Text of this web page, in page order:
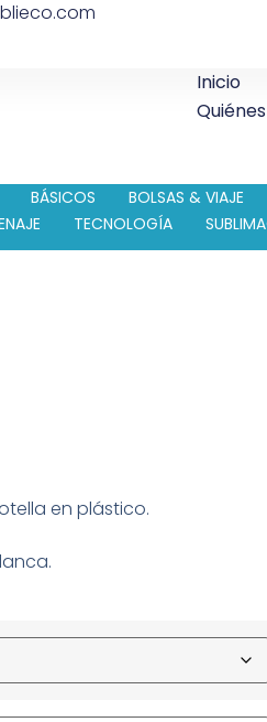
Inicio
BÁSICOS BOLSAS & VIAJE
TECNOLOGÍA
en plástico.